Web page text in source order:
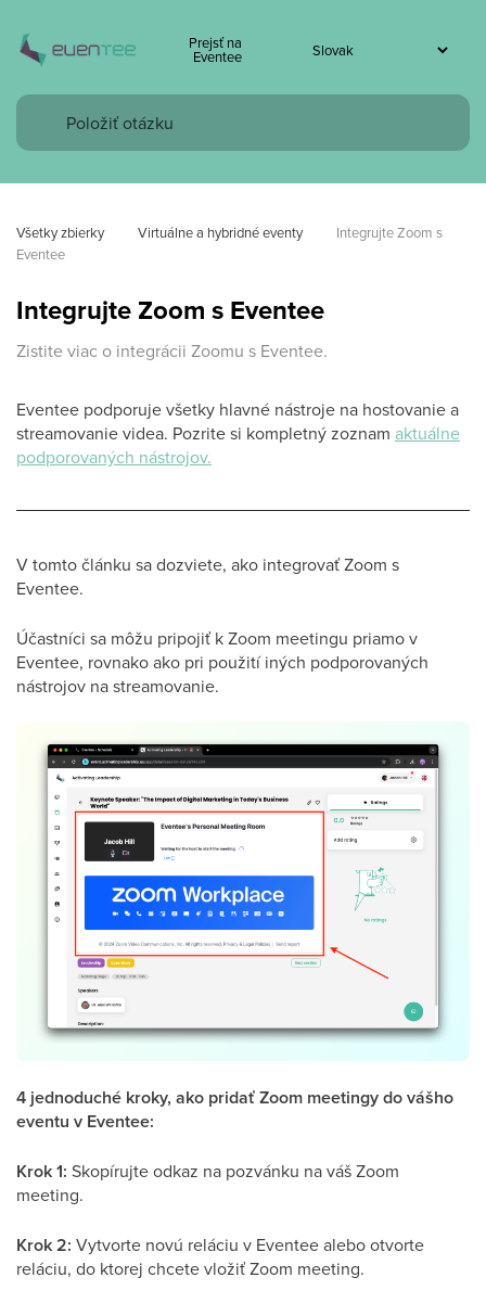
Prejsť na
Eventee
Všetky zbierky Virtuálne a hybridné eventy
Integrujte Zoom s
Eventee
Integrujte Zoom s Eventee
Zistite viac o integrácii Zoomu s Eventee.
Eventee podporuje všetky hlavné nástroje na hostovanie a
streamovanie videa. Pozrite si kompletný zoznam aktuálne
podporovaných nástrojov.
V tomto článku sa dozviete, ako integrovať Zoom s
Eventee.
Účastníci sa môžu pripojiť k Zoom meetingu priamo v
Eventee, rovnako ako pri použití iných podporovaných
nástrojov na streamovanie.
4 jednoduché kroky, ako pridať Zoom meetingy do vášho
eventu v Eventee:
Krok 1: Skopírujte odkaz na pozvánku na váš Zoom
meeting.
Krok 2: Vytvorte novú reláciu v Eventee alebo otvorte
reláciu, do ktorej chcete vložiť Zoom meeting.